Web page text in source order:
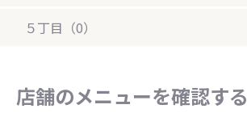
５丁目（0）
店舗のメニューを確認する